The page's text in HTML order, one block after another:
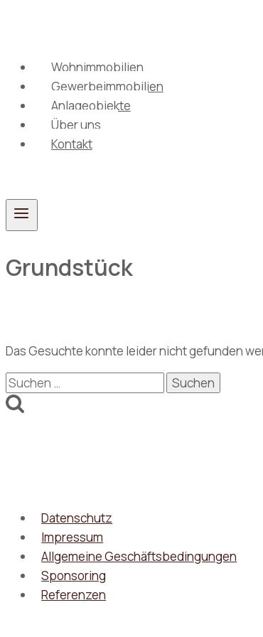
Wohnimmobilien
Gewerbeimmobilien
Anlageobjekte
Über uns
Kontakt
Grundstück
Das Gesuchte konnte leider nicht gefunden
Suchen
nach:
Datenschutz
Impressum
Allgemeine Geschäftsbedingungen
Sponsoring
Referenzen